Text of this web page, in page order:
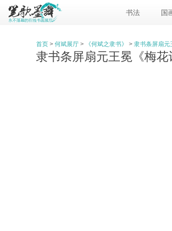
书法 国
首页 > 何斌展厅 > 《何斌之隶书》 > 隶书条屏扇元
隶书条屏扇元王冕《梅花